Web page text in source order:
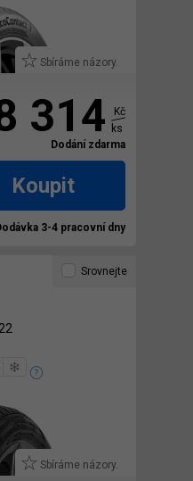
Sbíráme názory.
314
Kč
ks
Dodání zdarma
Koupit
3-4 pracovní dny
Sbíráme názory.
Srovnejte